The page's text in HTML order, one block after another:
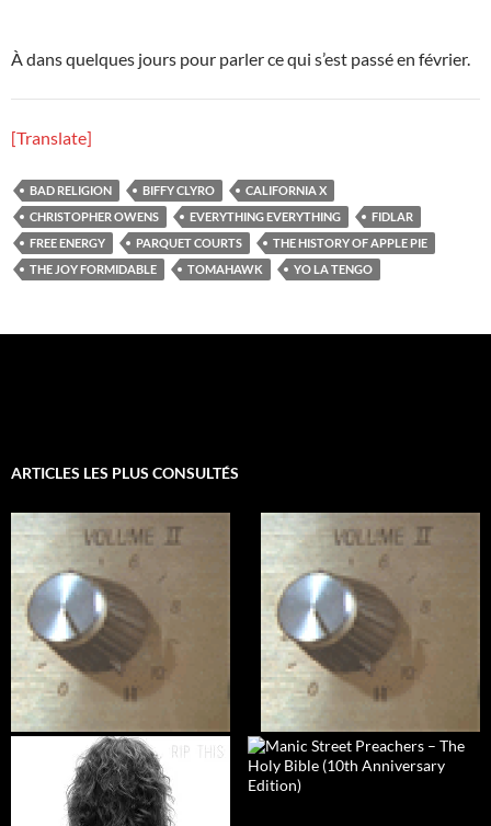
À dans quelques jours pour parler ce qui s’est passé en février.
[Translate]
BAD RELIGION BIFFY CLYRO
CALIFORNIA X
CHRISTOPHER OWENS
EVERYTHING EVERYTHING
FIDLAR
FREE ENERGY
PARQUET COURTS
THE HISTORY OF APPLE PIE
THE JOY FORMIDABLE
TOMAHAWK YO LA TENGO
ARTICLES LES PLUS CONSULTÉS